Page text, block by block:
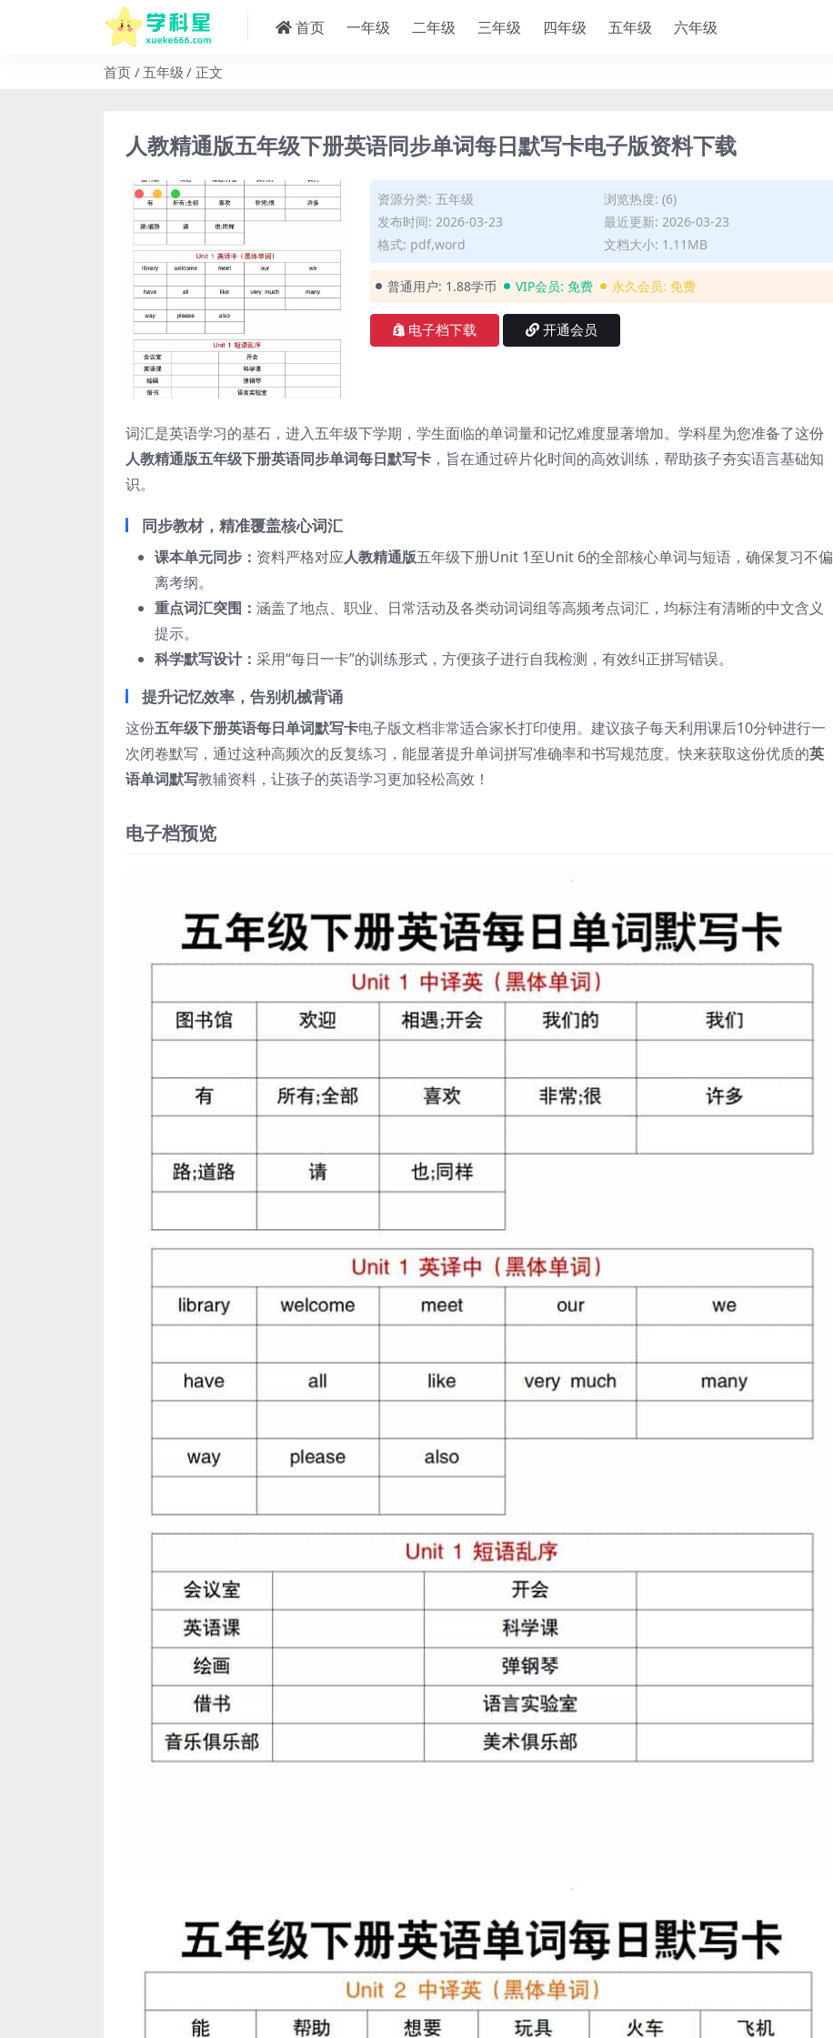
首页 一年级 二年级 三年级 四年级 五年级 六年级
首页 五年级 正文
人教精通版五年级下册英语同步单词每日默写卡电子版资料下载
资源分类: 五年级
浏览热度: (6)
发布时间: 2026-03-23
最近更新: 2026-03-23
格式: pdf,word
文档大小: 1.11MB
普通用户: 1.88学币 VIP会员: 免费 永久会员: 免费
电子档下载 开通会员
词汇是英语学习的基石，进入五年级下学期，学生面临的单词量和记忆难度显著增加。学科星为您准备了这份
人教精通版五年级下册英语同步单词每日默写卡 ，旨在通过碎片化时间的高效训练，帮助孩子夯实语言基础知
识。
同步教材，精准覆盖核心词汇
课本单元同步： 资料严格对应人教精通版五年级下册Unit 1至Unit 6的全部核心单词与短语，确保复习不偏
离考纲。
重点词汇突围： 涵盖了地点、职业、日常活动及各类动词词组等高频考点词汇，均标注有清晰的中文含义
提示。
科学默写设计： 采用“每日一卡”的训练形式，方便孩子进行自我检测，有效纠正拼写错误。
提升记忆效率，告别机械背诵
这份五年级下册英语每日单词默写卡电子版文档非常适合家长打印使用。建议孩子每天利用课后10分钟进行一
次闭卷默写，通过这种高频次的反复练习，能显著提升单词拼写准确率和书写规范度。快来获取这份优质的英
语单词默写教辅资料，让孩子的英语学习更加轻松高效！
电子档预览